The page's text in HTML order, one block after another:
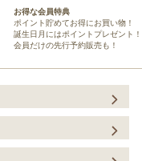
お得な会員特典
ポイント貯めてお得にお買い物！
誕生日月にはポイントプレゼント！
会員だけの先行予約販売も！